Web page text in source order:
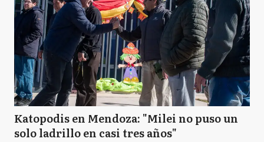
Katopodis en Mendoza: "Milei no puso un
solo ladrillo en casi tres años"